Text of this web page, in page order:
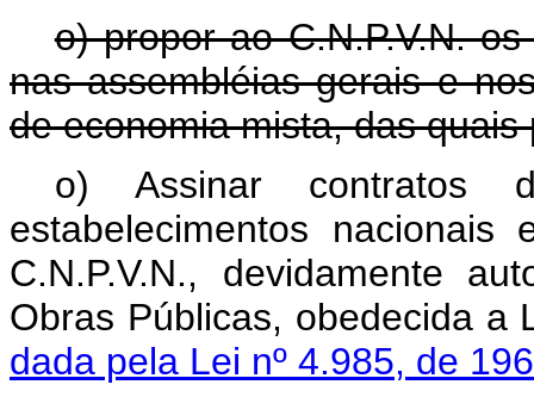
o) propor ao C.N.P.V.N.
nas assembléias gerais e
de economia mista, das quais
o) Assinar contratos
estabelecimentos
C.N.P.V.N., devidamente
Obras Públicas,
dada pela Lei nº 4.985, de